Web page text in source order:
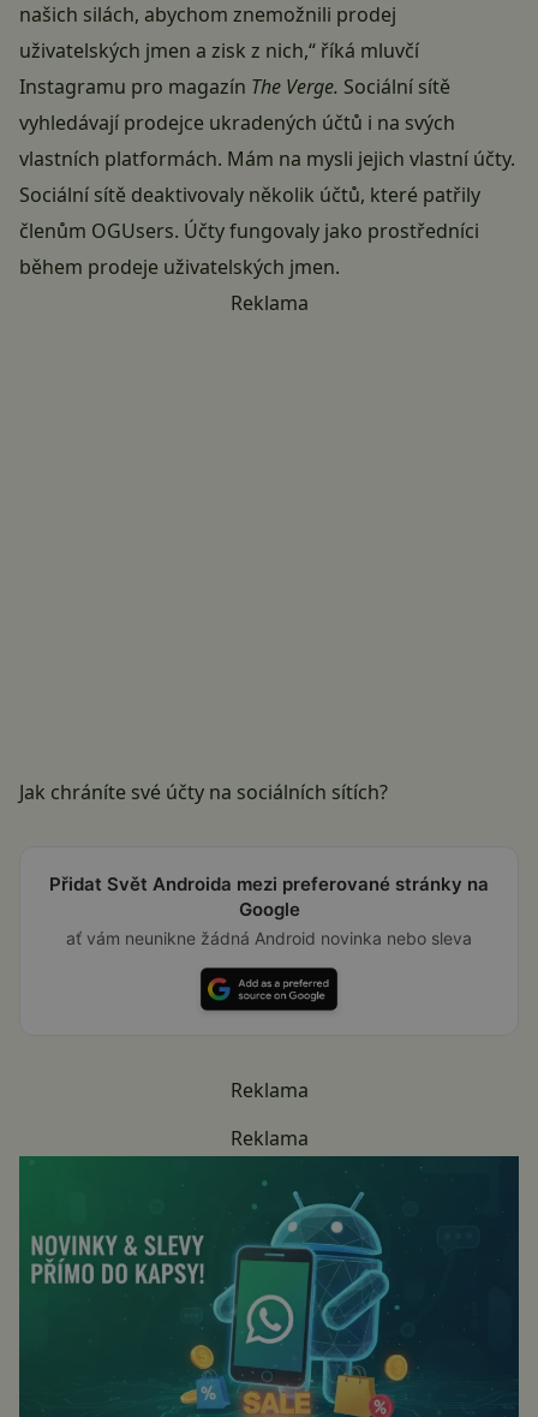
našich silách, abychom znemožnili prodej
uživatelských jmen a zisk z nich,“ říká mluvčí
Instagramu pro magazín The Verge. Sociální sítě
vyhledávají prodejce ukradených účtů i na svých
vlastních platformách. Mám na mysli jejich vlastní účty.
Sociální sítě deaktivovaly několik účtů, které patřily
členům OGUsers. Účty fungovaly jako prostředníci
během prodeje uživatelských jmen.
Reklama
Jak chráníte své účty na sociálních sítích?
Přidat Svět Androida mezi preferované stránky na
Google
ať vám neunikne žádná Android novinka nebo sleva
Reklama
Reklama